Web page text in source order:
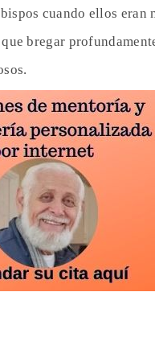
cuando ellos eran
bregar